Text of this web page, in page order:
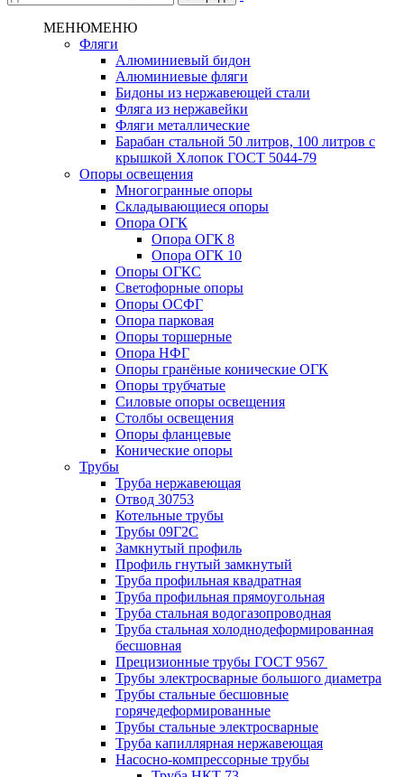
МЕНЮМЕНЮ
Фляги
Алюминиевый бидон
Алюминиевые фляги
Бидоны из нержавеющей стали
Фляга из нержавейки
Фляги металлические
Барабан стальной 50 литров, 100 литров с
крышкой Хлопок ГОСТ 5044-79
Опоры освещения
Многогранные опоры
Складывающиеся опоры
Опора ОГК
Опора ОГК 8
Опора ОГК 10
Опоры ОГКС
Светофорные опоры
Опоры ОСФГ
Опора парковая
Опоры торшерные
Опора НФГ
Опоры гранёные конические ОГК
Опоры трубчатые
Силовые опоры освещения
Столбы освещения
Опоры фланцевые
Конические опоры
Трубы
Труба нержавеющая
Отвод 30753
Котельные трубы
Трубы 09Г2С
Замкнутый профиль
Профиль гнутый замкнутый
Труба профильная квадратная
Труба профильная прямоугольная
Труба стальная водогазопроводная
Труба стальная холоднодеформированная
бесшовная
Прецизионные трубы ГОСТ 9567
Трубы электросварные большого диаметра
Трубы стальные бесшовные
горячедеформированные
Трубы стальные электросварные
Труба капиллярная нержавеющая
Насосно-компрессорные трубы